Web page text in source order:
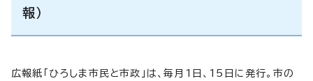
報）
広報紙「ひろしま市民と市政」は、毎月1日、15日に発行。市の